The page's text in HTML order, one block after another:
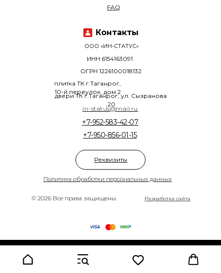
© 2026 Все права защищены.
Политика обработки персональных данных
+7-950-856-01-15
+7-952-583-42-07
ООО «ИН-СТАТУС»
плитка ТК г.Таганрог,
10-й переулок, дом 2
двери ТК г.Таганрог, ул. Сызранова
,20
ОГРН 1226100018132
ИНН 6154163091
Разработка сайта
FAQ
in-status@mail.ru
Контакты
Реквизиты
Made on Tilda